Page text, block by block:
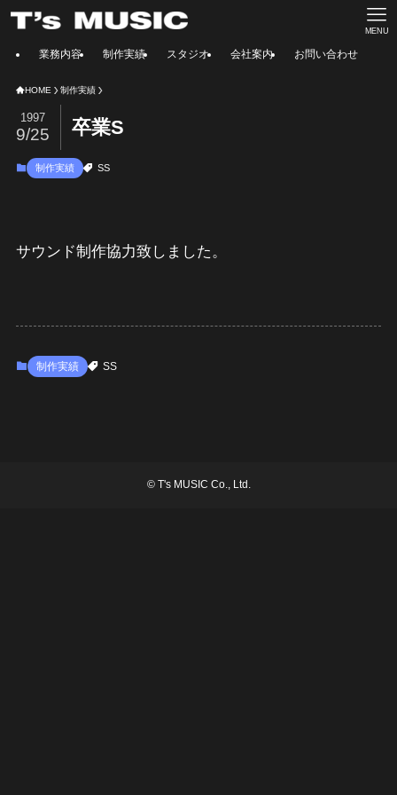
MENU
業務内容 制作実績 スタジオ 会社案内 お問い合わせ
HOME 制作実績
卒業S
1997
9/25
制作実績 SS
サウンド制作協力致しました。
制作実績 SS
©T's MUSIC Co., Ltd.